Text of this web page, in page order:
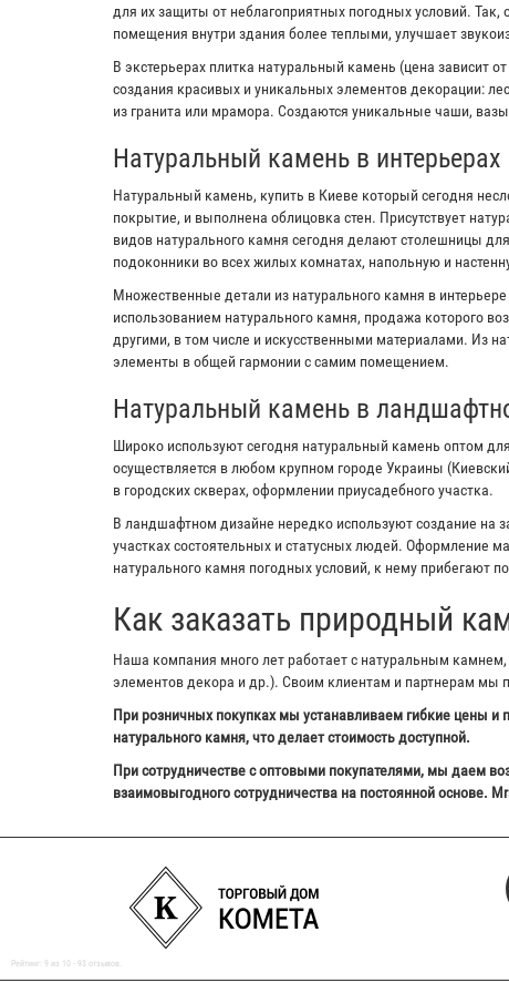
для их защиты от неблагоприятных погодных условий.
помещения внутри здания более теплыми, улучшает
В экстерьерах плитка натуральный камень (цена зависит
создания красивых и уникальных элементов декорации:
из гранита или мрамора. Создаются уникальные чаши,
Натуральный камень в интерьерах
Натуральный камень, купить в Киеве который сегодня
покрытие, и выполнена облицовка стен. Присутствует
видов натурального камня сегодня делают столешницы
подоконники во всех жилых комнатах, напольную и
Множественные детали из натурального камня в
использованием натурального камня, продажа которого
другими, в том числе и искусственными материалами. Из
элементы в общей гармонии с самим помещением.
Натуральный камень в
Широко используют сегодня натуральный камень оптом
осуществляется в любом крупном городе Украины
в городских скверах, оформлении приусадебного участка.
В ландшафтном дизайне нередко используют создание на
участках состоятельных и статусных людей. Оформление
натурального камня погодных условий, к нему прибегают
Как заказать природный
Наша компания много лет работает с натуральным камнем,
элементов декора и др.). Своим клиентам и партнерам мы
При розничных покупках мы устанавливаем гибкие цены и
натурального камня, что делает стоимость доступной.
При сотрудничестве с оптовыми покупателями, мы даем
взаимовыгодного сотрудничества на постоянной основе.
Рейтинг: 9 из 10 93 отзывов.